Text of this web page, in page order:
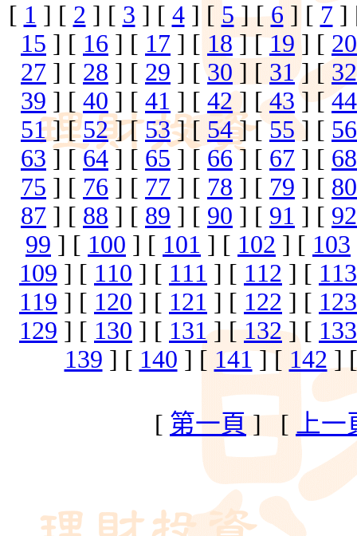
[ 1 ] [ 2 ] [ 3 ] [ 4] [ 5] [6 ] [ 7 ]
15 ] [ 16 ] [ 17 ] [ 18] [19 ] [ 20
27 ] [ 28 ] [ 29 ] [30 ] [ 31] [ 32
39 ] [ 40 ] [ 41 ] [ 42] [43 ] [44
51] [52] [53] [ 54] [55] [ 56
63 ] [64 ] [ 65 ] [ 66] [ 67 ] [ 68
75 ] [ 76 ] [ 77 ] [ 78 ] [ 79 ] [ 80
87 ] [ 88 ] [ 89 ] [ 90 ] [ 91 ] [ 92
99 ] [ 100 ] [ 101 ] [ 102 ] [ 103
109 ] [ 110 ] [ 111 ] [ 112 ] [ 113
119 ] [ 120 ] [ 121 ] [ 122 ] [ 123
129 ] [ 130 ] [ 131] [132] [ 133
139 ] [ 140 ] [ 141] [ 142 ]
[ 第一頁] [ 上一